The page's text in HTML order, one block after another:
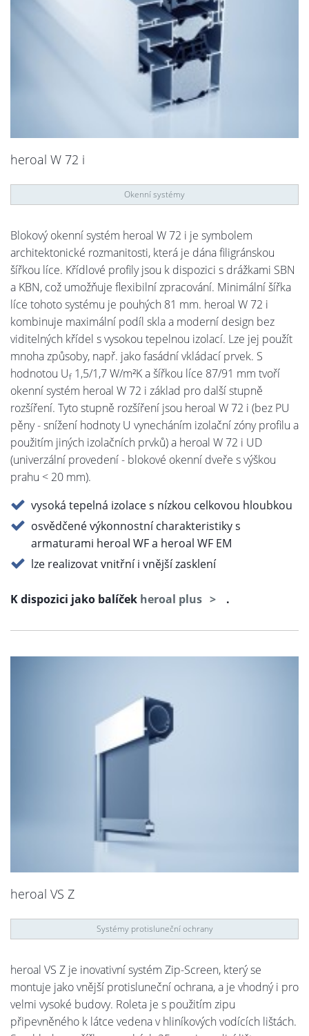
heroal W 72 i
Okenní systémy
Blokový okenní systém heroal W 72 i je symbolem
architektonické rozmanitosti, která je dána filigránskou
šířkou líce. Křídlové profily jsou k dispozici s drážkami SBN
a KBN, což umožňuje flexibilní zpracování. Minimální šířka
líce tohoto systému je pouhých 81 mm. heroal W 72 i
kombinuje maximální podíl skla a moderní design bez
viditelných křídel s vysokou tepelnou izolací. Lze jej použít
mnoha způsoby, např. jako fasádní vkládací prvek. S
hodnotou Uf 1,5/1,7 W/m²K a šířkou líce 87/91 mm tvoří
okenní systém heroal W 72 i základ pro další stupně
rozšíření. Tyto stupně rozšíření jsou heroal W 72 i (bez PU
pěny - snížení hodnoty U vynecháním izolační zóny profilu a
použitím jiných izolačních prvků) a heroal W 72 i UD
(univerzální provedení - blokové okenní dveře s výškou
prahu < 20 mm).
vysoká tepelná izolace s nízkou celkovou hloubkou
osvědčené výkonnostní charakteristiky s
armaturami heroal WF a heroal WF EM
lze realizovat vnitřní i vnější zasklení
K dispozici jako balíček heroal plus .
heroal VS Z
Systémy protisluneční ochrany
heroal VS Z je inovativní systém Zip-Screen, který se
montuje jako vnější protisluneční ochrana, a je vhodný i pro
velmi vysoké budovy. Roleta je s použitím zipu
připevněného k látce vedena v hliníkových vodících lištách.